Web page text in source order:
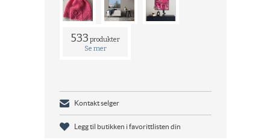
533 produkter
Se mer
Kontakt selger
Legg til butikken i favorittlisten din